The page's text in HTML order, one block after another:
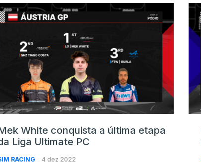
White conquista a última etapa
Liga Ultimate PC
RACING 4 dez 2022